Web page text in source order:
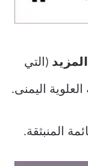
المزيد (التي
اليمنى.
المنبثقة.